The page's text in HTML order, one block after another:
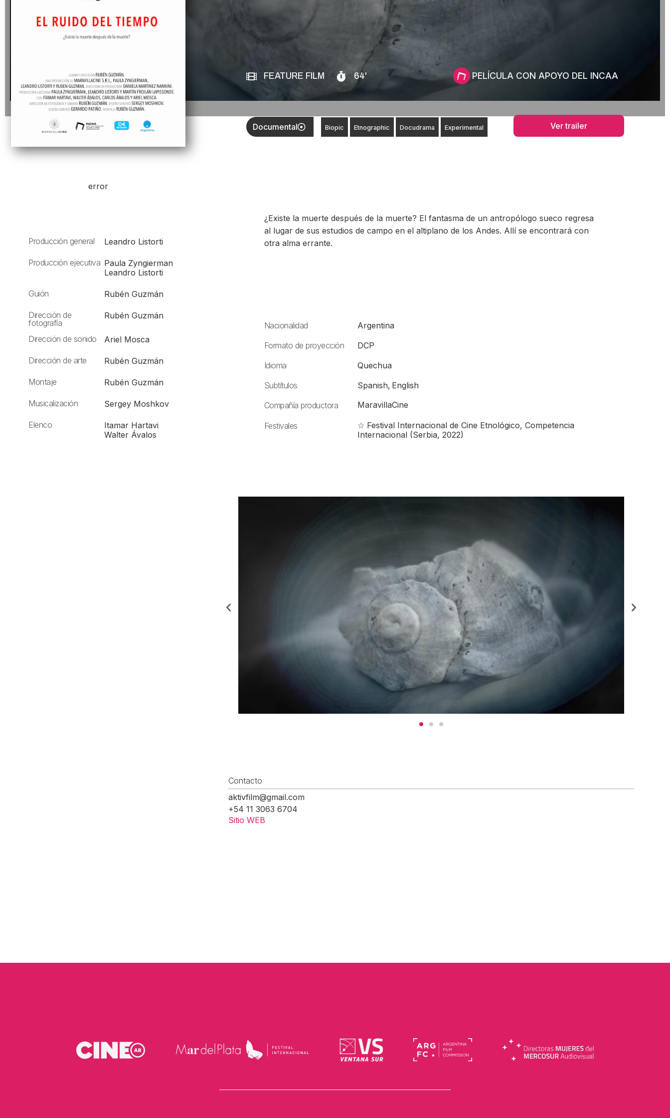
FEATURE FILM 64' PELÍCULA CON APOYO DEL INCAA
Documental Biopic Etnographic Docudrama Experimental Ver trailer
error
Producción general Leandro Listorti
Producción ejecutiva Paula Zyngierman
Leandro Listorti
Guión Rubén Guzmán
Dirección de
fotografía
Rubén Guzmán
Dirección de sonido Ariel Mosca
Dirección de arte Rubén Guzmán
Montaje Rubén Guzmán
Musicalización Sergey Moshkov
Elenco
Itamar Hartavi
Walter Ávalos
¿Existe la muerte después de la muerte? El fantasma de un antropólogo sueco regresa
al lugar de sus estudios de campo en el altiplano de los Andes. Allí se encontrará con
otra alma errante.
Nacionalidad
Argentina
Formato de proyección
DCP
Idioma
Quechua
Subtítulos
Spanish, English
Compañía productora
MaravillaCine
Festivales
☆ Festival Internacional de Cine Etnológico, Competencia
Internacional (Serbia, 2022)
Contacto
aktivfilm@gmail.com
+54 11 3063 6704
Sitio WEB